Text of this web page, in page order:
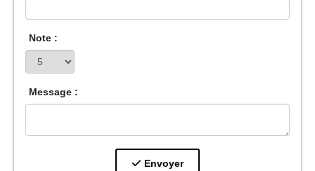
Note :
Message :
Envoyer